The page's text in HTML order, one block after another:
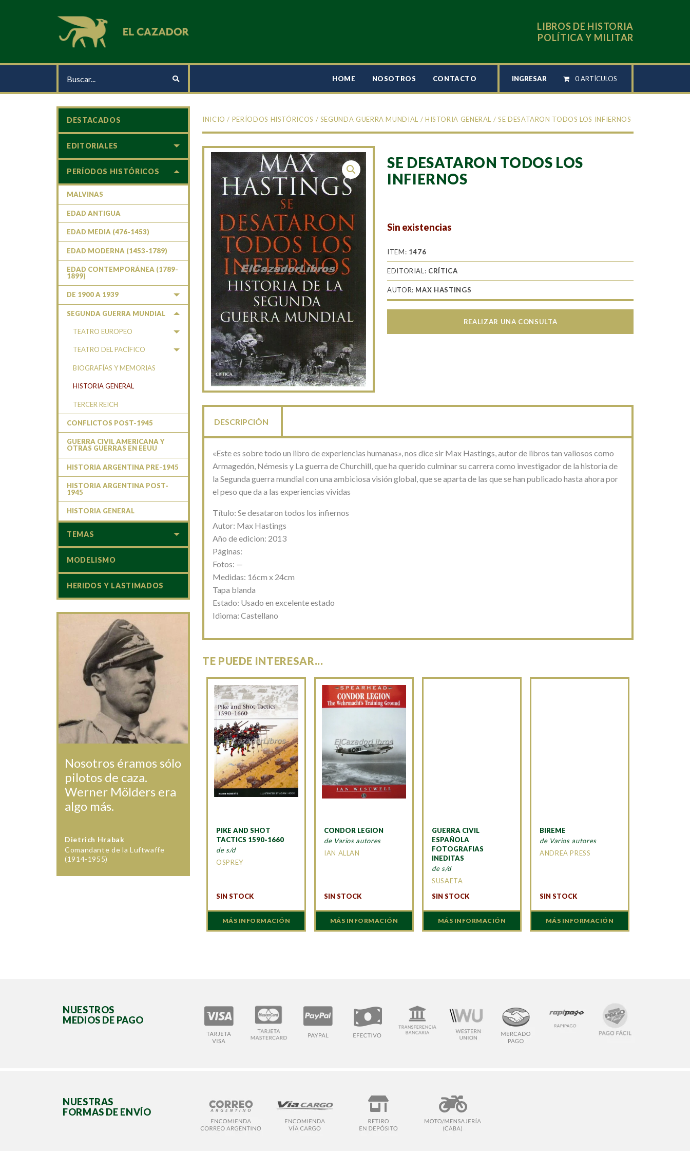
LIBROS DE HISTORIA
POLÍTICA Y MILITAR
HOME NOSOTROS CONTACTO INGRESAR 0 ARTÍCULOS
INICIO / PERÍODOS HISTÓRICOS / SEGUNDA GUERRA MUNDIAL / HISTORIA GENERAL / SE DESATARON TODOS LOS INFIERNOS
SE DESATARON TODOS LOS
INFIERNOS
Sin existencias
ITEM: 1476
EDITORIAL: CRÍTICA
AUTOR: MAX HASTINGS
REALIZAR UNA CONSULTA
DESCRIPCIÓN
«Este es sobre todo un libro de experiencias humanas», nos dice sir Max Hastings, autor de libros tan valiosos como
Armagedón, Némesis y La guerra de Churchill, que ha querido culminar su carrera como investigador de la historia de
la Segunda guerra mundial con una ambiciosa visión global, que se aparta de las que se han publicado hasta ahora por
el peso que da a las experiencias vividas
Título: Se desataron todos los infiernos
Autor: Max Hastings
Año de edicion: 2013
Páginas:
Fotos: —
Medidas: 16cm x 24cm
Tapa blanda
Estado: Usado en excelente estado
Idioma: Castellano
TE PUEDE INTERESAR...
PIKE AND SHOT
TACTICS 1590-1660
de s/d
OSPREY
SIN STOCK
MÁS INFORMACIÓN
CONDOR LEGION
de Varios autores
IAN ALLAN
SIN STOCK
MÁS INFORMACIÓN
GUERRA CIVIL
ESPAÑOLA
FOTOGRAFIAS
INEDITAS
de s/d
SUSAETA
SIN STOCK
MÁS INFORMACIÓN
BIREME
de Varios autores
ANDREA PRESS
SIN STOCK
MÁS INFORMACIÓN
DESTACADOS
EDITORIALES
PERÍODOS HISTÓRICOS
MALVINAS
EDAD ANTIGUA
EDAD MEDIA (476-1453)
EDAD MODERNA (1453-1789)
EDAD CONTEMPORÁNEA (1789-
1899)
DE 1900 A 1939
SEGUNDA GUERRA MUNDIAL
TEATRO EUROPEO
TEATRO DEL PACÍFICO
BIOGRAFÍAS Y MEMORIAS
HISTORIA GENERAL
TERCER REICH
CONFLICTOS POST-1945
GUERRA CIVIL AMERICANA Y
OTRAS GUERRAS EN EEUU
HISTORIA ARGENTINA PRE-1945
HISTORIA ARGENTINA POST-
1945
HISTORIA GENERAL
TEMAS
MODELISMO
HERIDOS Y LASTIMADOS
Nosotros éramos sólo
pilotos de caza.
Werner Mölders era
algo más.
Dietrich Hrabak
Comandante de la Luftwaffe
(1914-1955)
NUESTROS
MEDIOS DE PAGO
NUESTRAS
FORMAS DE ENVÍO